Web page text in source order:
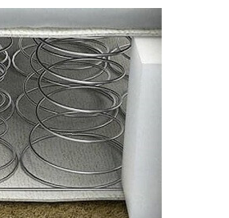
*
*
*
*
*
*
*